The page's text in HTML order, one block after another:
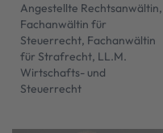
Angestellte Rechtsanwältin,
Fachanwältin für
Steuerrecht, Fachanwältin
für Strafrecht, LL.M.
Wirtschafts- und
Steuerrecht